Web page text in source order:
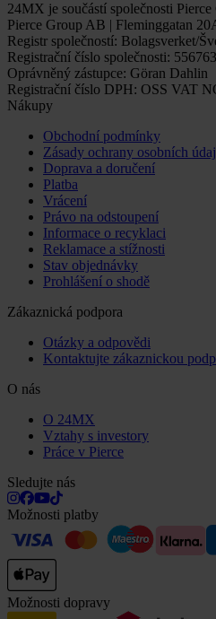
24MX je součástí společnosti
Pierce Group AB | Fleminggatan
Registr společností: Bolagsverket/
Registrační číslo společnosti:
Oprávněný zástupce: Göran Dahlin
Registrační číslo DPH: OSS VAT
Nákupy
Obchodní podmínky
Zásady ochrany osobních
Doprava a doručení
Platba
Vrácení
Právo na odstoupení
Informace o recyklaci
Reklamace a stížnosti
Stav objednávky
Prohlášení o shodě
Zákaznická podpora
Otázky a odpovědi
Kontaktujte zákaznickou
O nás
O 24MX
Vztahy s investory
Práce v Pierce
Sledujte nás
Možnosti platby
Možnosti dopravy